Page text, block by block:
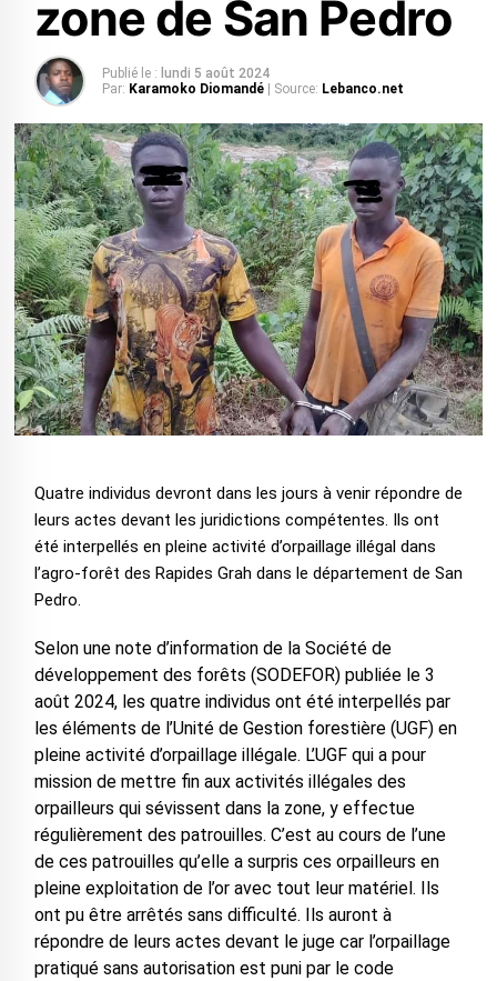
zone de San Pedro
Publié le : lundi 5 août 2024
Par: Karamoko Diomandé | Source: Lebanco.net
Quatre individus devront dans les jours à venir répondre de
leurs actes devant les juridictions compétentes. Ils ont
été interpellés en pleine activité d’orpaillage illégal dans
l’agro-forêt des Rapides Grah dans le département de San
Pedro.
Selon une note d’information de la Société de
développement des forêts (SODEFOR) publiée le 3
août 2024, les quatre individus ont été interpellés par
les éléments de l’Unité de Gestion forestière (UGF) en
pleine activité d’orpaillage illégale. L’UGF qui a pour
mission de mettre fin aux activités illégales des
orpailleurs qui sévissent dans la zone, y effectue
régulièrement des patrouilles. C’est au cours de l’une
de ces patrouilles qu’elle a surpris ces orpailleurs en
pleine exploitation de l’or avec tout leur matériel. Ils
ont pu être arrêtés sans difficulté. Ils auront à
répondre de leurs actes devant le juge car l’orpaillage
pratiqué sans autorisation est puni par le code